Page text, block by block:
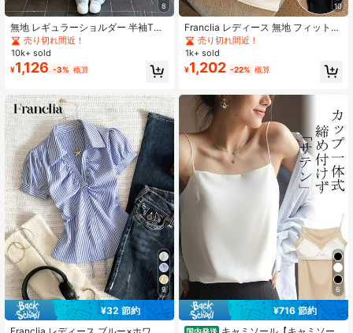
4.91 287K フォロワー
287K フォロワー
8
無地 レギュラーショルダー 半袖Tシ
ャツ レディース ラウンドネック ス
リムフィット 美シルエット 伸縮性
軽量 通気性 快適 夏用 万能 オールマ
ッチ Tシャツ
売り切れ間近！
10k+ sold
¥1,126 -3% 概算
9
¥32 節約
#1 ベストセラー
に ファブリック 柔らかなオフィスブラウス
売り切れ間近！
10
Franclia レディース 無地 フィット
カジュアル デイリートップス
売り切れ間近！
1k+ sold
¥1,202 -22% 概算
6
¥716 節約